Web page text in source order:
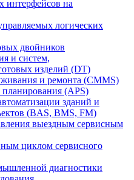
на
логических
двойников
и систем,
изделий (DT)
и ремонта (CMMS)
(APS)
зданий и
(BAS, BMS, FM)
выездным сервисным
циклом сервисного
диагностики